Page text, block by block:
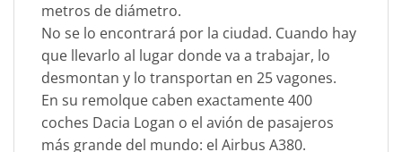
metros de diámetro.
No se lo encontrará por la ciudad. Cuando hay
que llevarlo al lugar donde va a trabajar, lo
desmontan y lo transportan en 25 vagones.
En su remolque caben exactamente 400
coches Dacia Logan o el avión de pasajeros
más grande del mundo: el Airbus A380.